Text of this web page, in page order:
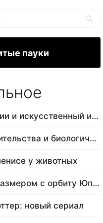
пауки
Профессии и искусственный интеллект
Место жительства и биологический в…
у животных
Звезда размером с орбиту Юпитера
новый сериал